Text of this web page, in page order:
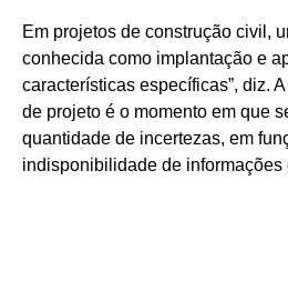
Em projetos de construção civil,
conhecida como implantação e
características específicas”, diz.
de projeto é o momento em que
quantidade de incertezas, em
indisponibilidade de informações